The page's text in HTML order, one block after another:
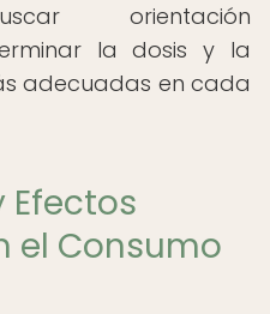
orientación
la dosis y la
adecuadas en cada
Efectos
el Consumo